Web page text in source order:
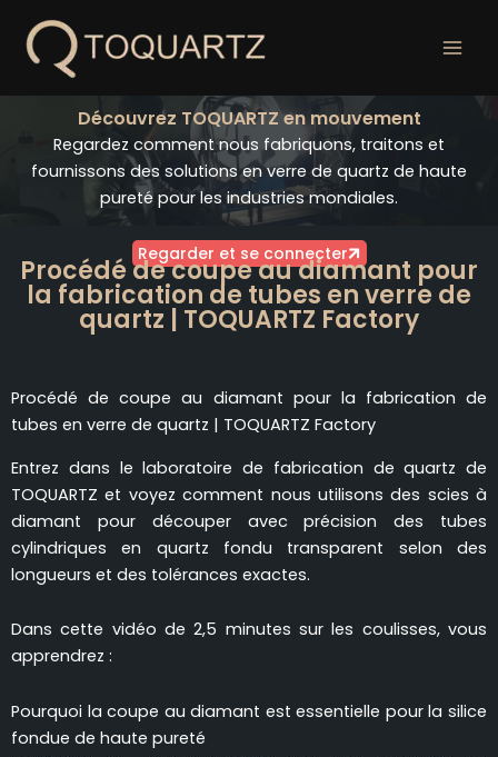
content
Découvrez TOQUARTZ en mouvement
Regardez comment nous fabriquons, traitons et
fournissons des solutions en verre de quartz de haute
pureté pour les industries mondiales.
Regarder et se connecter
Procédé de coupe au diamant pour
la fabrication de tubes en verre de
quartz | TOQUARTZ Factory
Procédé de coupe au diamant pour la fabrication de
tubes en verre de quartz | TOQUARTZ Factory
Entrez dans le laboratoire de fabrication de quartz de
TOQUARTZ et voyez comment nous utilisons des scies à
diamant pour découper avec précision des tubes
cylindriques en quartz fondu transparent selon des
longueurs et des tolérances exactes.
Dans cette vidéo de 2,5 minutes sur les coulisses, vous
apprendrez :
Pourquoi la coupe au diamant est essentielle pour la silice
fondue de haute pureté